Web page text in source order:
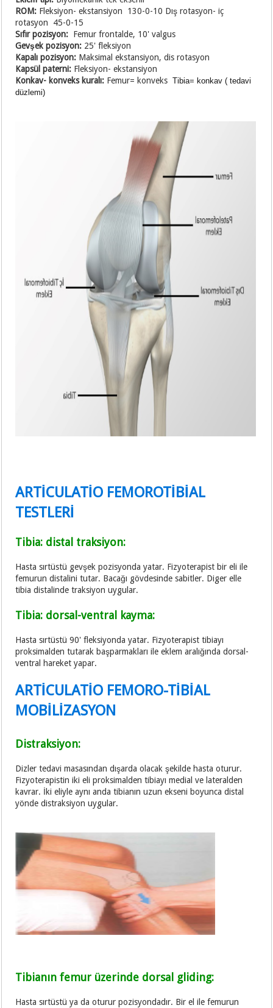
ROM: Fleksiyon- ekstansiyon 130-0-10 Dış rotasyon- iç
rotasyon 45-0-15
Sıfır pozisyon: Femur frontalde, 10' valgus
Gevşek pozisyon: 25' fleksiyon
Kapalı pozisyon: Maksimal ekstansiyon, dis rotasyon
Kapsül paterni: Fleksiyon- ekstansiyon
Konkav- konveks kuralı: Femur= konveks Tibia= konkav ( tedavi
düzlemi)
ARTİCULATİO FEMOROTİBİAL
TESTLERİ
Tibia: distal traksiyon:
Hasta sırtüstü gevşek pozisyonda yatar. Fizyoterapist bir eli ile
femurun distalini tutar. Bacağı gövdesinde sabitler. Diger elle
tibia distalinde traksiyon uygular.
Tibia: dorsal-ventral kayma:
Hasta sırtüstü 90' fleksiyonda yatar. Fizyoterapist tibiayı
proksimalden tutarak başparmakları ile eklem aralığında dorsal-
ventral hareket yapar.
ARTİCULATİO FEMORO-TİBİAL
MOBİLİZASYON
Distraksiyon:
Dizler tedavi masasından dışarda olacak şekilde hasta oturur.
Fizyoterapistin iki eli proksimalden tibiayı medial ve lateralden
kavrar. İki eliyle aynı anda tibianın uzun ekseni boyunca distal
yönde distraksiyon uygular.
Tibianın femur üzerinde dorsal gliding:
Hasta sırtüstü ya da oturur pozisyondadır. Bir el ile femurun